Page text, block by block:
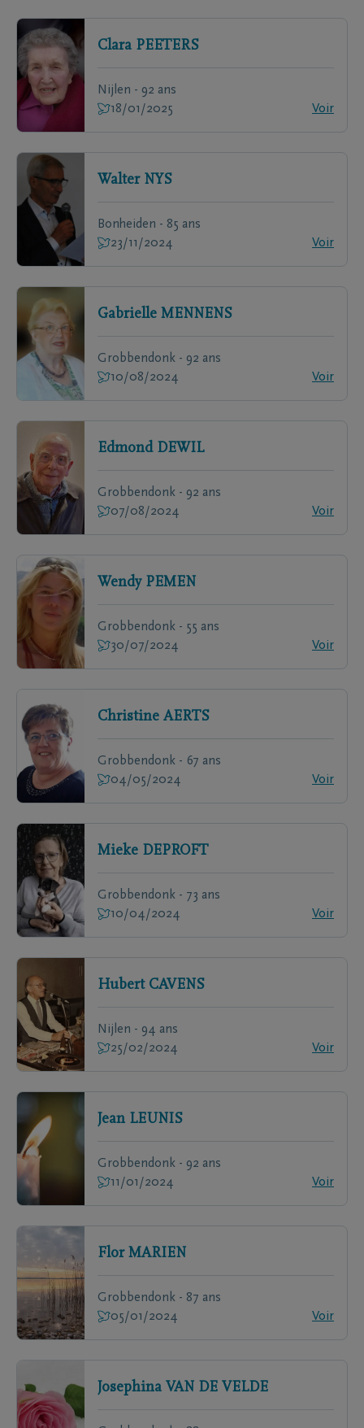
Clara PEETERS
Nijlen - 92 ans
18/01/2025
Voir
Walter NYS
Bonheiden - 85 ans
23/11/2024
Voir
Gabrielle MENNENS
Grobbendonk - 92 ans
10/08/2024
Voir
Edmond DEWIL
Grobbendonk - 92 ans
07/08/2024
Voir
Wendy PEMEN
Grobbendonk - 55 ans
30/07/2024
Voir
Christine AERTS
Grobbendonk - 67 ans
04/05/2024
Voir
Mieke DEPROFT
Grobbendonk - 73 ans
10/04/2024
Voir
Hubert CAVENS
Nijlen - 94 ans
25/02/2024
Voir
Jean LEUNIS
Grobbendonk - 92 ans
11/01/2024
Voir
Flor MARIEN
Grobbendonk - 87 ans
05/01/2024
Voir
Josephina VAN DE VELDE